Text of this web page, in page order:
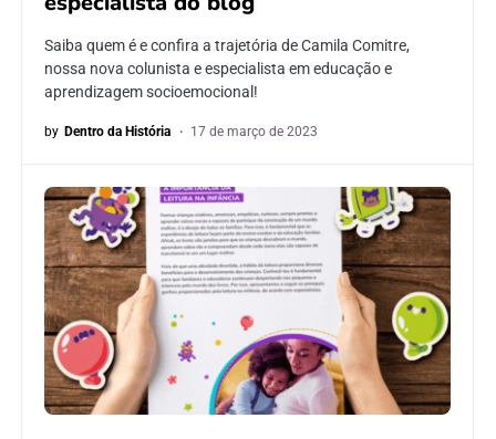
Saiba quem é e confira a trajetória de Camila Comitre,
nossa nova colunista e especialista em educação e
aprendizagem socioemocional!
by Dentro da História 17 de março de 2023